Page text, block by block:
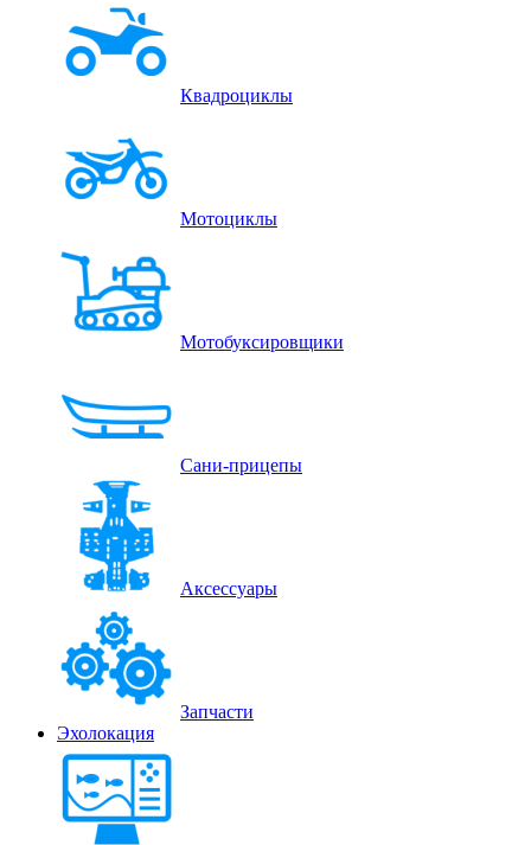
Квадроциклы
Мотоциклы
Мотобуксировщики
Сани-прицепы
Аксессуары
Запчасти
Эхолокация